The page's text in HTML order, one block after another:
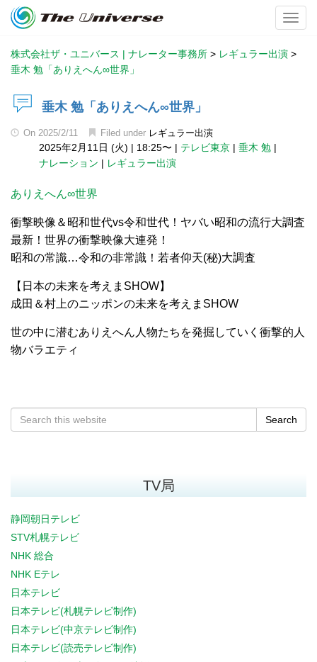
株式会社ザ・ユニバース | ナレーター事務所 > レギュラー出演 >
垂木 勉「ありえへん∞世界」
垂木 勉「ありえへん∞世界」
On 2025/2/11 Filed under レギュラー出演
2025年2月11日 (火) | 18:25〜 | テレビ東京 | 垂木 勉 |
ナレーション | レギュラー出演
ありえへん∞世界
衝撃映像＆昭和世代vs令和世代！ヤバい昭和の流行大調査
最新！世界の衝撃映像大連発！
昭和の常識…令和の非常識！若者仰天(秘)大調査
【日本の未来を考えまSHOW】
成田＆村上のニッポンの未来を考えまSHOW
世の中に潜むありえへん人物たちを発掘していく衝撃的人
物バラエティ
Search
TV局
静岡朝日テレビ
STV札幌テレビ
NHK 総合
NHK Eテレ
日本テレビ
日本テレビ(札幌テレビ制作)
日本テレビ(中京テレビ制作)
日本テレビ(読売テレビ制作)